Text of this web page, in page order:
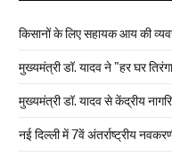
किसानों के लिए सहायक आय की
मुख्यमंत्री डॉ. यादव ने "हर घर
मुख्यमंत्री डॉ. यादव से केंद्रीय
नई दिल्ली में 7वें अंतर्राष्ट्रीय